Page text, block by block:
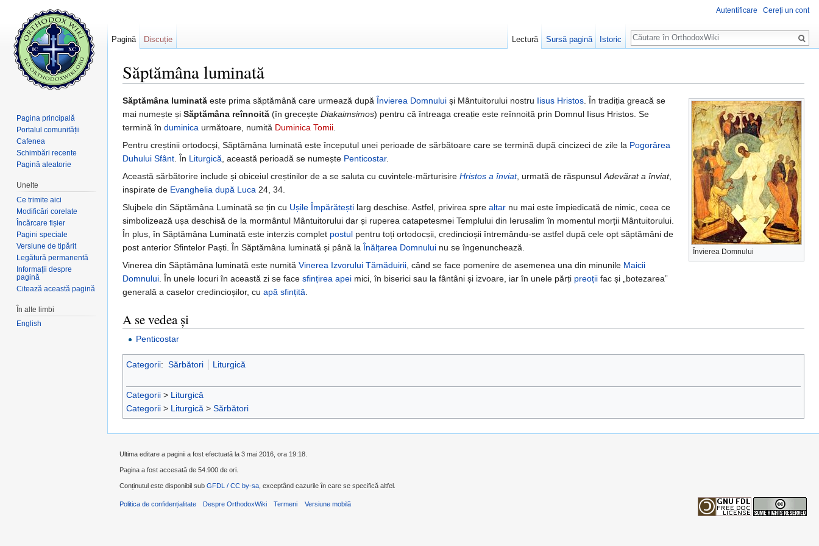
Săptămâna luminată
Învierea Domnului
Săptămâna luminată este prima săptămână care urmează după Învierea Domnului și Mântuitorului nostru Iisus Hristos. În tradiția greacă se
mai numește și Săptămâna reînnoită (în grecește Diakaimsimos) pentru că întreaga creație este reînnoită prin Domnul Iisus Hristos. Se
termină în duminica următoare, numită Duminica Tomii.
Pentru creștinii ortodocși, Săptămâna luminată este începutul unei perioade de sărbătoare care se termină după cincizeci de zile la Pogorârea
Duhului Sfânt. În Liturgică, această perioadă se numește Penticostar.
Această sărbătorire include și obiceiul creștinilor de a se saluta cu cuvintele-mărturisire Hristos a înviat, urmată de răspunsulAdevărat a înviat,
inspirate de Evanghelia după Luca 24, 34.
Slujbele din Săptămâna Luminată se țin cu Ușile Împărătești larg deschise. Astfel, privirea spre altar nu mai este împiedicată de nimic, ceea ce
simbolizează ușa deschisă de la mormântul Mântuitorului dar și ruperea catapetesmei Templului din Ierusalim în momentul morții Mântuitorului.
În plus, în Săptămâna Luminată este interzis complet postul pentru toți ortodocșii, credincioșii întremându-se astfel după cele opt săptămâni de
post anterior Sfintelor Paști. În Săptămâna luminată și până la Înălțarea Domnului nu se îngenunchează.
Vinerea din Săptămâna luminată este numită Vinerea Izvorului Tămăduirii, când se face pomenire de asemenea una din minunile Maicii
Domnului. În unele locuri în această zi se face sfințirea apei mici, în biserici sau la fântâni și izvoare, iar în unele părți preoții fac și „botezarea”
generală a caselor credincioșilor, cu apă sfințită.
A se vedea și
Penticostar
Categorii: Sărbători Liturgică
Categorii > Liturgică
Categorii > Liturgică > Sărbători
Autentificare Cereți un cont
Pagină Discuție Lectură Sursă pagină Istoric
Căutare
Pagina principală
Portalul comunității
Cafenea
Schimbări recente
Pagină aleatorie
Unelte
Ce trimite aici
Modificări corelate
Încărcare fișier
Pagini speciale
Versiune de tipărit
Legătură permanentă
Informații despre
pagină
Citează această pagină
În alte limbi
English
Ultima editare a paginii a fost efectuată la 3 mai 2016, ora 19:18.
Pagina a fost accesată de 54.900 de ori.
Conținutul este disponibil sub GFDL / CC by-sa , exceptând cazurile în care se specifică altfel.
Politica de confidențialitate Despre OrthodoxWiki Termeni Versiune mobilă